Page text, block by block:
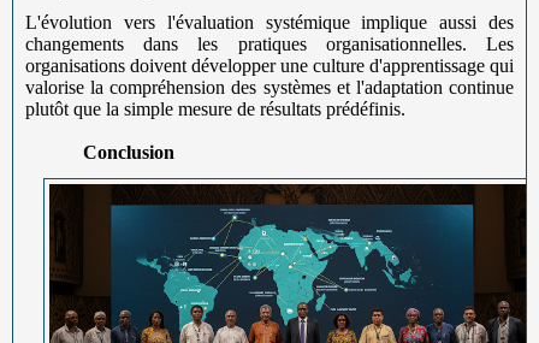
L'évolution vers l'évaluation systémique implique aussi des
changements dans les pratiques organisationnelles. Les
organisations doivent développer une culture d'apprentissage qui
valorise la compréhension des systèmes et l'adaptation continue
plutôt que la simple mesure de résultats prédéfinis.
Conclusion